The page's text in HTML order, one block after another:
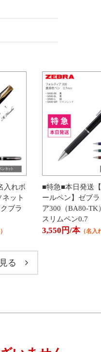
入れボ
ット
ブラ
■特急■本日発送
ールペン】ゼブ
ア300（BA80-TK
スリムペン0.7
3,550円/本（名入
る